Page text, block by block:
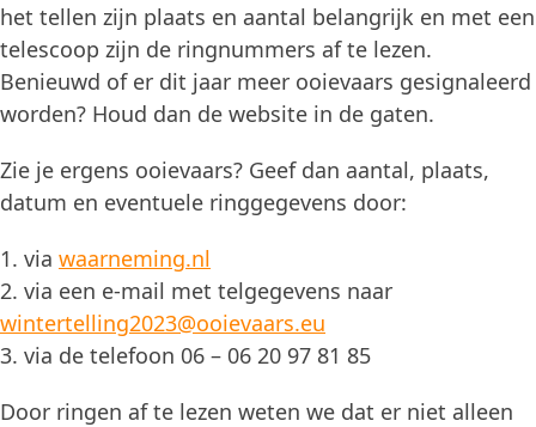
het tellen zijn plaats en aantal belangrijk en met een
telescoop zijn de ringnummers af te lezen.
Benieuwd of er dit jaar meer ooievaars gesignaleerd
worden? Houd dan de website in de gaten.
Zie je ergens ooievaars? Geef dan aantal, plaats,
datum en eventuele ringgegevens door:
1. via waarneming.nl
2. via een e-mail met telgegevens naar
wintertelling2023@ooievaars.eu
3. via de telefoon 06 – 06 20 97 81 85
Door ringen af te lezen weten we dat er niet alleen